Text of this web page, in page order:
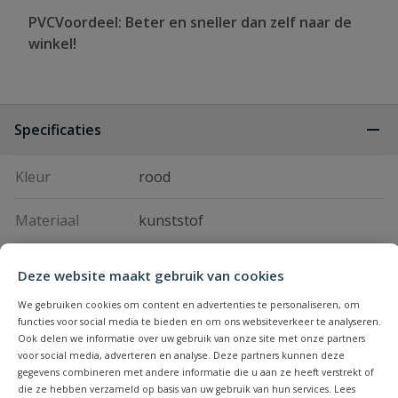
Deze website maakt gebruik van cookies
We gebruiken cookies om content en advertenties te personaliseren, om
functies voor social media te bieden en om ons websiteverkeer te analyseren.
Ook delen we informatie over uw gebruik van onze site met onze partners
voor social media, adverteren en analyse. Deze partners kunnen deze
gegevens combineren met andere informatie die u aan ze heeft verstrekt of
die ze hebben verzameld op basis van uw gebruik van hun services. Lees
PVCVoordeel: Beter en sneller dan zelf naar de
winkel!
Specificaties
Kleur rood
Materiaal kunststof
Handleiding en downloads
alupersbonfix koppelingen
Download
Vraag en antwoord